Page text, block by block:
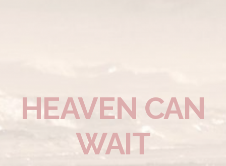
HEAVEN CAN
WAIT